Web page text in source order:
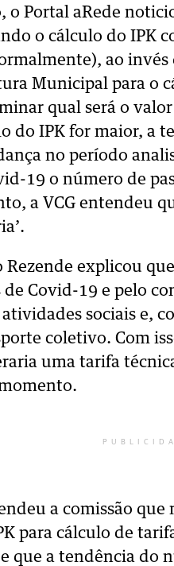
o Portal aRede
o cálculo do IPK
ao
Municipal para o
qual será o
do IPK for maior, a
no período
19 o número de
a VCG entendeu
Rezende explicou
de Covid-19 e pelo
sociais e,
coletivo. Com
uma tarifa
a comissão
para cálculo de
que a tendência do